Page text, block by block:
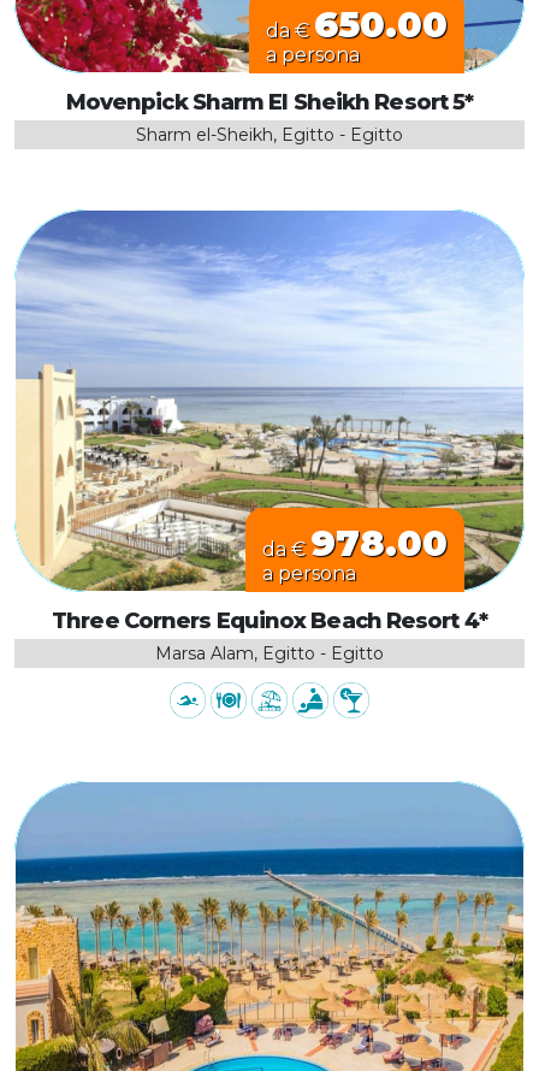
da € 650.00
a persona
Movenpick Sharm El Sheikh Resort 5*
Sharm el-Sheikh, Egitto - Egitto
da € 978.00
a persona
Three Corners Equinox Beach Resort 4*
Marsa Alam, Egitto - Egitto